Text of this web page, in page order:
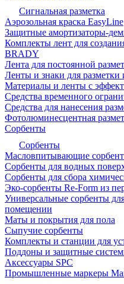
Сигнальная разметка
Аэрозольная краска EasyLine
Защитные амортизаторы-
Комплекты лент для
BRADY
Лента для постоянной
Ленты и знаки для разметки
Материалы и ленты с
Средства временного
Средства для нанесения
Фотолюминесцентная
Сорбенты
Сорбенты
Масловпитывающие
Сорбенты для водных
Сорбенты для сбора
Эко-сорбенты Re-Form из
Универсальные сорбенты
помещении
Маты и покрытия для пола
Сыпучие сорбенты
Комплекты и станции для
Поддоны и защитные
Аксессуары SPC
Промышленные маркеры